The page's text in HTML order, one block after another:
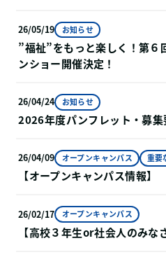
26/05/19 お知らせ
”福祉”をもっと楽しく！第６
ンショー開催決定！
26/04/24 お知らせ
2026年度パンフレット・募集
26/04/09 オープンキャンパス 重要
【オープンキャンパス情報】
26/02/17 オープンキャンパス
【高校３年生or社会人のみな